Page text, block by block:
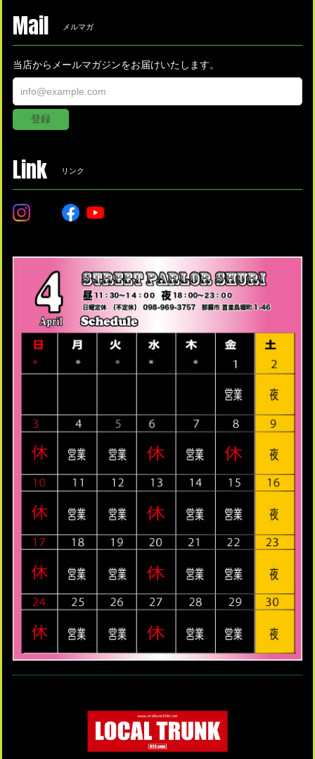
Mail メルマガ
当店からメールマガジンをお届けいたします。
登録
Link リンク